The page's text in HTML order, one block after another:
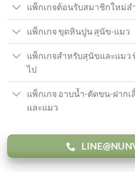
แพ็กเกจต้อนรับสมาชิกใหม่ส
แพ็กเกจ ขุดหินปูน สุนัข-แมว
แพ็กเกจสำหรับสุนัขและแมว
ไป
แพ็กเกจ อาบน้ำ-ตัดขน-ฝากเ
และแมว